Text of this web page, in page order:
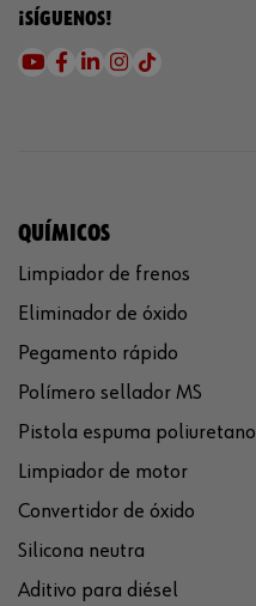
¡SÍGUENOS!
QUÍMICOS
Limpiador de frenos
Eliminador de óxido
Pegamento rápido
Polímero sellador MS
Pistola espuma poliuretano
Limpiador de motor
Convertidor de óxido
Silicona neutra
Aditivo para diésel